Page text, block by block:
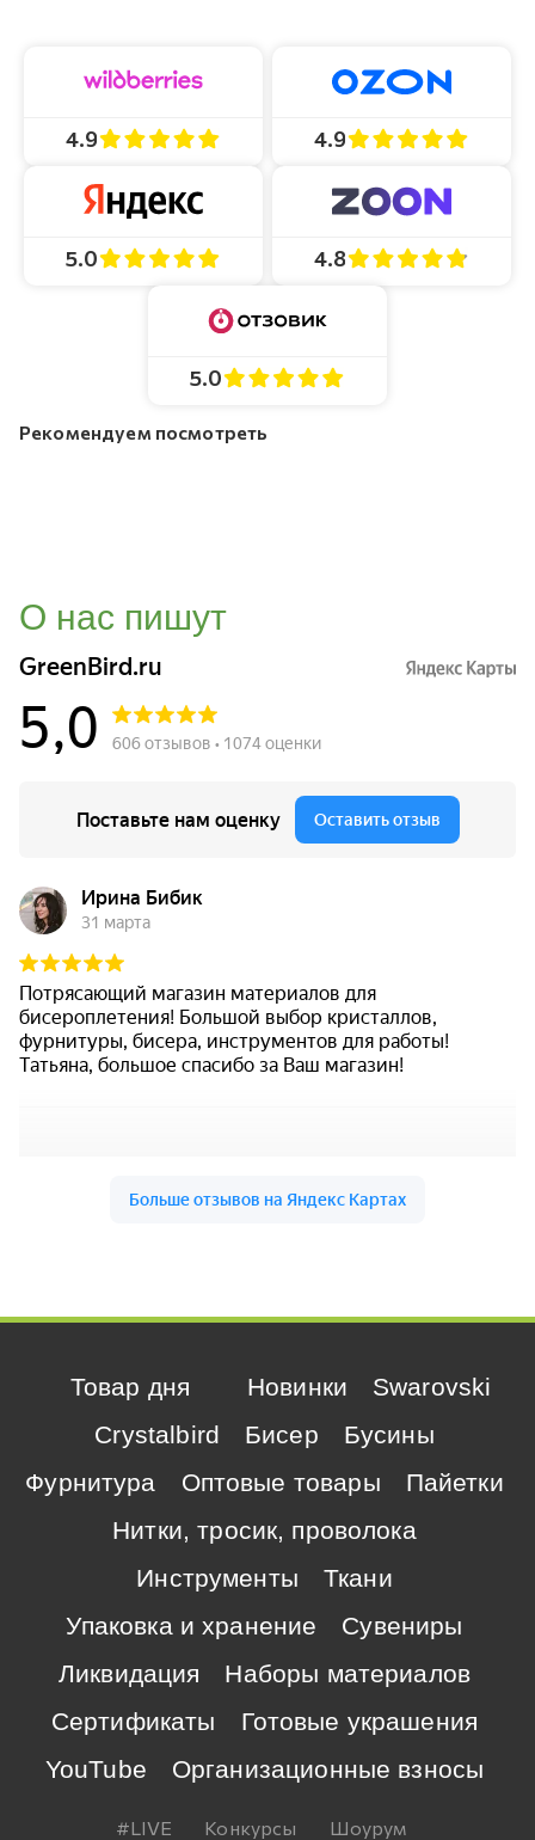
4.9 4.9
5.0 4.8
5.0
Рекомендуем посмотреть
О нас пишут
Товар дня Новинки
Swarovski
Crystalbird
Бисер
Бусины
Фурнитура
Оптовые товары
Пайетки
Нитки, тросик, проволока
Инструменты
Ткани
Упаковка и хранение
Сувениры
Ликвидация
Наборы материалов
Сертификаты
Готовые украшения
YouTube
Организационные взносы
#LIVE Конкурсы
Шоурум